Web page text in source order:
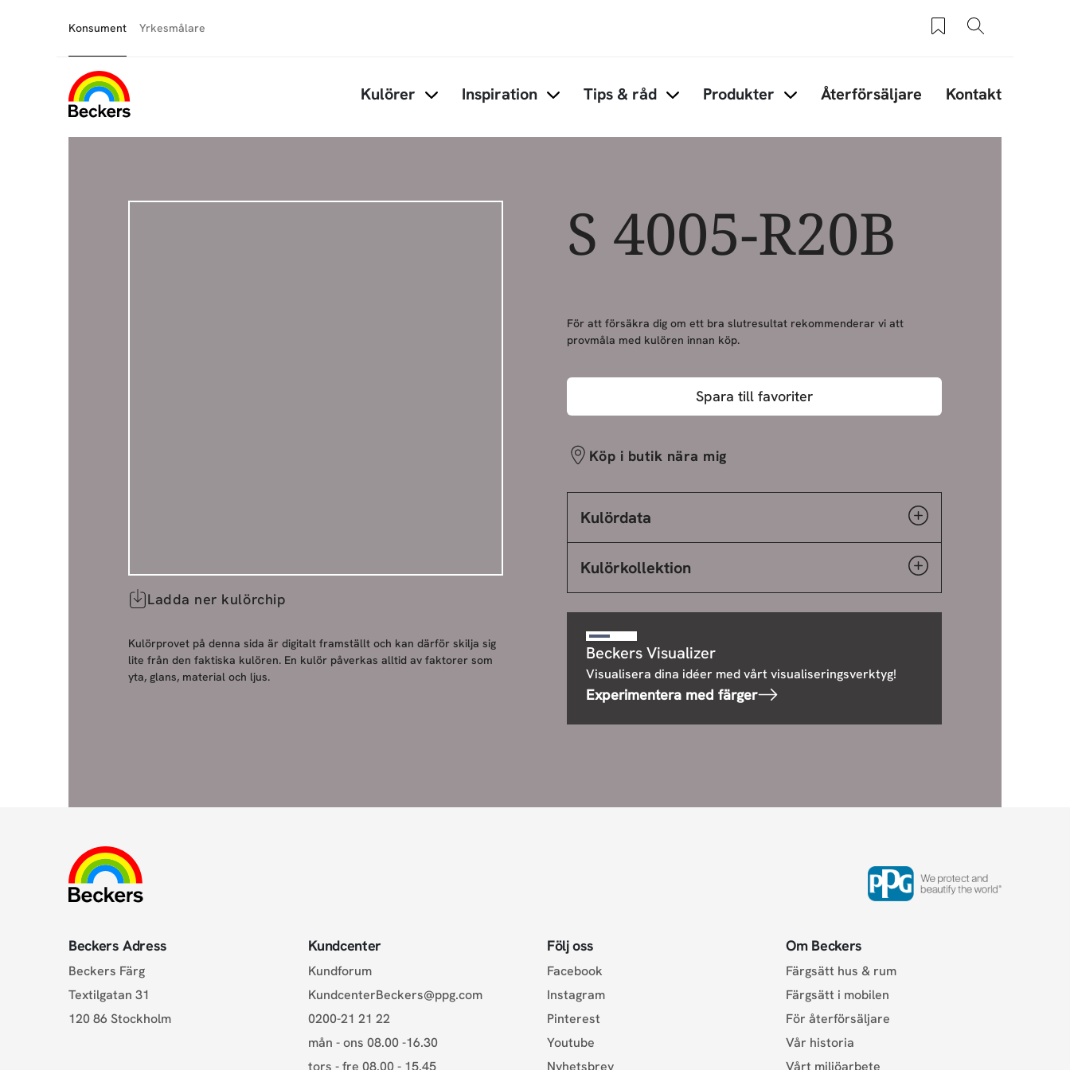
Konsument Yrkesmålare Sparade produkter
Sök
Kulörer Inspiration Tips & råd Produkter Återförsäljare Kontakt
S 4005-R20B
Ladda ner kulörchip
Kulörprovet på denna sida är digitalt framställt och kan därför skilja sig
lite från den faktiska kulören. En kulör påverkas alltid av faktorer som
yta, glans, material och ljus.
För att försäkra dig om ett bra slutresultat rekommenderar vi att
provmåla med kulören innan köp.
Spara till favoriter
Köp i butik nära mig
Kulördata
Kulörkollektion
Beckers Visualizer
Visualisera dina idéer med vårt visualiseringsverktyg!
Experimentera med färger
Beckers Adress
Beckers Färg
Textilgatan 31
120 86 Stockholm
Kundcenter
Kundforum
KundcenterBeckers@ppg.com
0200-21 21 22
mån - ons 08.00 -16.30
tors - fre 08.00 - 15.45
Följ oss
Facebook
Instagram
Pinterest
Youtube
Nyhetsbrev
Om Beckers
Färgsätt hus & rum
Färgsätt i mobilen
För återförsäljare
Vår historia
Vårt miljöarbete